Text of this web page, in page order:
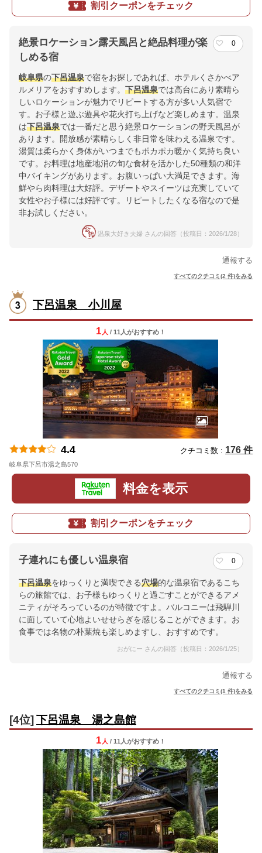
割引クーポンをチェック
絶景ロケーション露天風呂と絶品料理が楽
しめる宿
0
岐阜県の下呂温泉で宿をお探しであれば、ホテルくさかべア
ルメリアをおすすめします。 下呂温泉では高台にあり素晴ら
しいロケーションが魅力でリピートする方が多い人気宿で
す。お子様と遊ぶ遊具や花火打ち上げなど楽しめます。温泉
は下呂温泉では一番だと思う絶景ロケーションの野天風呂が
あります。開放感が素晴らしく非日常を味わえる温泉です。
湯質は柔らかく身体がいつまでもポカポカ暖かく気持ち良い
です。お料理は地産地消の旬な食材を活かした50種類の和洋
中バイキングがあります。お腹いっぱい大満足できます。海
鮮やら肉料理は大好評。デザートやスイーツは充実していて
女性やお子様には好評です。リピートしたくなる宿なので是
非お試しください。
温泉大好き夫婦 さんの回答（投稿日：2026/1/28）
通報する
すべてのクチコミ(2 件)をみる
下呂温泉 小川屋
1 人 / 11人がおすすめ！
4.4 クチコミ数 : 176 件
岐阜県下呂市湯之島570
料金を表示
割引クーポンをチェック
子連れにも優しい温泉宿 0
下呂温泉をゆっくりと満喫できる穴場的な温泉宿であるこち
らの旅館では、お子様もゆっくりと過ごすことができるアメ
ニティがそろっているのが特徴ですよ。バルコニーは飛騨川
に面していて心地よいせせらぎを感じることができます。お
食事では名物の朴葉焼も楽しめますし、おすすめです。
おがにー さんの回答（投稿日：2026/1/25）
通報する
すべてのクチコミ(1 件)をみる
[4位] 下呂温泉 湯之島館
1 人 / 11人がおすすめ！